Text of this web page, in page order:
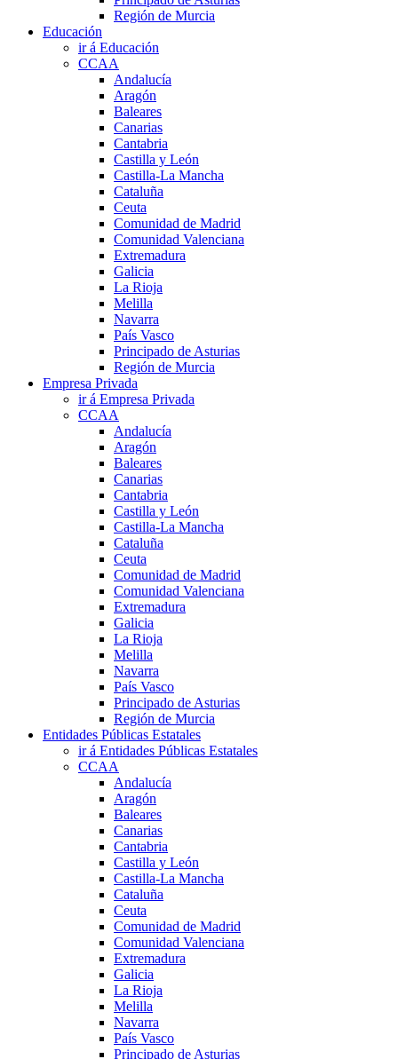
Región de Murcia
Educación
ir á Educación
CCAA
Andalucía
Aragón
Baleares
Canarias
Cantabria
Castilla y León
Castilla-La Mancha
Cataluña
Ceuta
Comunidad de Madrid
Comunidad Valenciana
Extremadura
Galicia
La Rioja
Melilla
Navarra
País Vasco
Principado de Asturias
Región de Murcia
Empresa Privada
ir á Empresa Privada
CCAA
Andalucía
Aragón
Baleares
Canarias
Cantabria
Castilla y León
Castilla-La Mancha
Cataluña
Ceuta
Comunidad de Madrid
Comunidad Valenciana
Extremadura
Galicia
La Rioja
Melilla
Navarra
País Vasco
Principado de Asturias
Región de Murcia
Entidades Públicas Estatales
ir á Entidades Públicas Estatales
CCAA
Andalucía
Aragón
Baleares
Canarias
Cantabria
Castilla y León
Castilla-La Mancha
Cataluña
Ceuta
Comunidad de Madrid
Comunidad Valenciana
Extremadura
Galicia
La Rioja
Melilla
Navarra
País Vasco
Principado de Asturias